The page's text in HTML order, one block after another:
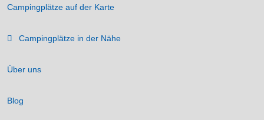
Campingplätze auf der Karte
Campingplätze in der Nähe
Über uns
Blog